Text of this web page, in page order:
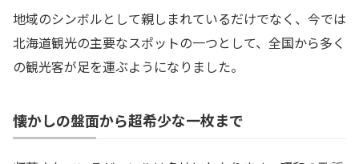
地域のシンボルとして親しまれているだけでなく、今では
北海道観光の主要なスポットの一つとして、全国から多く
の観光客が足を運ぶようになりました。
懐かしの盤面から超希少な一枚まで